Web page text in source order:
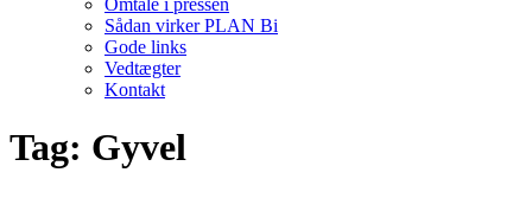
Omtale i pressen
Sådan virker PLAN Bi
Gode links
Vedtægter
Kontakt
Tag: Gyvel